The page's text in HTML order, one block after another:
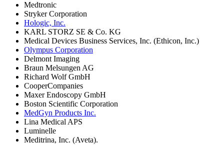
Medtronic
Stryker Corporation
Hologic, Inc.
KARL STORZ SE & Co. KG
Medical Devices Business Services, Inc. (Ethicon, Inc.)
Olympus Corporation
Delmont Imaging
Braun Melsungen AG
Richard Wolf GmbH
CooperCompanies
Maxer Endoscopy GmbH
Boston Scientific Corporation
MedGyn Products Inc.
Lina Medical APS
Luminelle
Meditrina, Inc. (Aveta).